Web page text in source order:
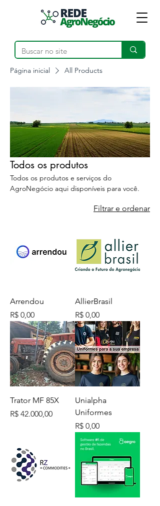
Página inicial All Products
Todos os produtos
Todos os produtos e serviços do
AgroNegócio aqui disponíveis para você.
Filtrar e ordenar
Arrendou
Preço
R$ 0,00
AllierBrasil
Preço
R$ 0,00
Trator MF 85X
Preço
R$ 42.000,00
Unialpha
Uniformes
Preço
R$ 0,00